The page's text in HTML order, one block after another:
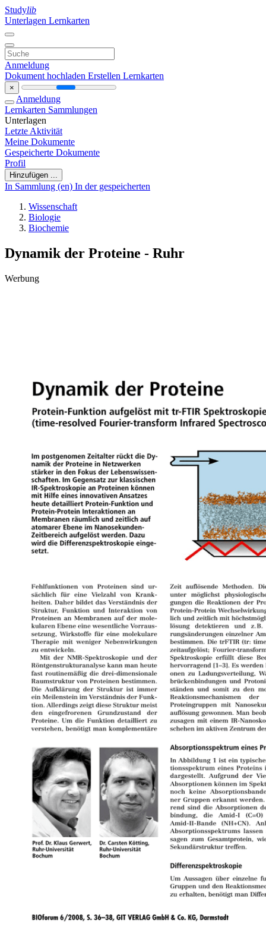
Studylib
Unterlagen Lernkarten
Anmeldung
Dokument hochladen Erstellen Lernkarten
×
Anmeldung
Lernkarten Sammlungen
Unterlagen
Letzte Aktivität
Meine Dokumente
Gespeicherte Dokumente
Profil
Hinzufügen ...
In Sammlung (en) In der gespeicherten
Wissenschaft
Biologie
Biochemie
Dynamik der Proteine - Ruhr
Werbung